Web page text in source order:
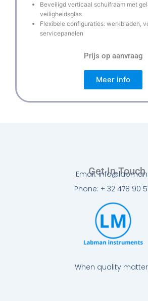
Beveiligd verticaal schuifraam met
veiligheidsglas
Flexibele configuraties: werkbladen,
servicepanelen
Prijs op aanvraag
Meer info
When quality
Get In Touch
Email:
Phone: + 32 478 90